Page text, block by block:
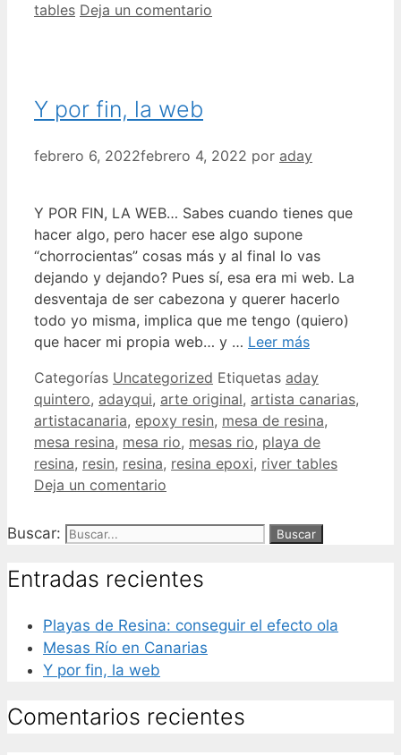
tables Deja un comentario
Y por fin, la web
febrero 6, 2022febrero 4, 2022 por aday
Y POR FIN, LA WEB… Sabes cuando tienes que
hacer algo, pero hacer ese algo supone
“chorrocientas” cosas más y al final lo vas
dejando y dejando? Pues sí, esa era mi web. La
desventaja de ser cabezona y querer hacerlo
todo yo misma, implica que me tengo (quiero)
que hacer mi propia web… y … Leer más
Categorías Uncategorized Etiquetas aday
quintero, adayqui, arte original, artista canarias,
artistacanaria, epoxy resin, mesa de resina,
mesa resina, mesa rio, mesas rio, playa de
resina, resin, resina, resina epoxi, river tables
Deja un comentario
Buscar:
Entradas recientes
Playas de Resina: conseguir el efecto ola
Mesas Río en Canarias
Y por fin, la web
Comentarios recientes